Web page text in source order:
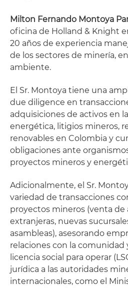
Milton Fernando Montoya
oficina de Holland & Knight
20 años de experiencia
de los sectores de minería,
ambiente.
El Sr. Montoya tiene una
due diligence en
adquisiciones de activos en
energética, litigios mineros,
renovables en Colombia y
obligaciones ante
proyectos mineros y
Adicionalmente, el Sr.
variedad de transacciones
proyectos mineros (venta de
extranjeras, nuevas
asambleas), asesorando
relaciones con la comunidad
licencia social para operar
jurídica a las autoridades
internacionales, como el